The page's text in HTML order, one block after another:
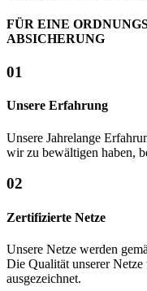
FÜR EINE
ABSICHERUNG
01
Unsere Erfahrung
Unsere Jahrelange
wir zu bewältigen haben,
02
Zertifizierte Netze
Unsere Netze werden
Die Qualität unserer
ausgezeichnet.